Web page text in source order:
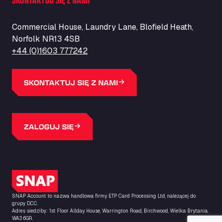
ZI de la Vallée du Bois EST, 62450
A18 Melton Ross Road, DN38 6LB
Bars Logistics Ltd
Elm Farm Depot, CO6 1HU
Bartrums Haulage & Storage
A140, Langton Green, IP23 7HS
Basiq Truck Cleaning Amsterdam
Basiq Truck Cleaning Echt
Bathgate Truck & Car Wash
16 Inchmuir Road, EH48 2EP
Batim Truckstop
Lar Bck Z 7 Mennen, 8930
Commercial House, Laundry Lane, Blofield Heath,
Norfolk NR13 4SB
+44 (0)1603 777242
SKONTAKTUJ SIĘ Z NAMI
ZALOGUJ SIĘ
Logo SNAP
SNAP Account to nazwa handlowa firmy ETP Card Processing Ltd, należącej do
grupy DCC.
Adres siedziby: 1st Floor Allday House, Warrington Road, Birchwood, Wielka Brytania,
WA3 6GR.